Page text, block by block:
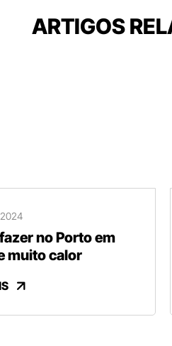
ARTIGOS
no Porto em
muito calor